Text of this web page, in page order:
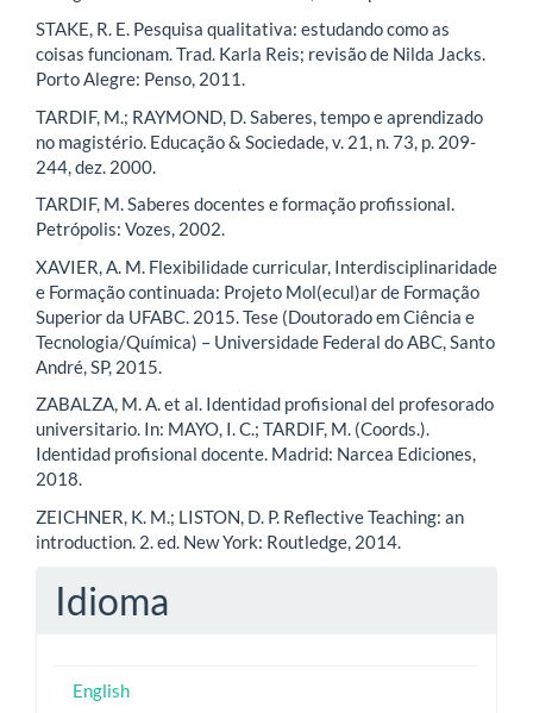
STAKE, R. E. Pesquisa qualitativa: estudando como as
coisas funcionam. Trad. Karla Reis; revisão de Nilda Jacks.
Porto Alegre: Penso, 2011.
TARDIF, M.; RAYMOND, D. Saberes, tempo e aprendizado
no magistério. Educação & Sociedade, v. 21, n. 73, p. 209-
244, dez. 2000.
TARDIF, M. Saberes docentes e formação profissional.
Petrópolis: Vozes, 2002.
XAVIER, A. M. Flexibilidade curricular, Interdisciplinaridade
e Formação continuada: Projeto Mol(ecul)ar de Formação
Superior da UFABC. 2015. Tese (Doutorado em Ciência e
Tecnologia/Química) – Universidade Federal do ABC, Santo
André, SP, 2015.
ZABALZA, M. A. et al. Identidad profisional del profesorado
universitario. In: MAYO, I. C.; TARDIF, M. (Coords.).
Identidad profisional docente. Madrid: Narcea Ediciones,
2018.
ZEICHNER, K. M.; LISTON, D. P. Reflective Teaching: an
introduction. 2. ed. New York: Routledge, 2014.
Idioma
English